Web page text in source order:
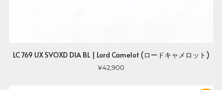
LC 769 UX SVOXD DIA BL | Lord Camelot (ロードキャメロット)
¥42,900